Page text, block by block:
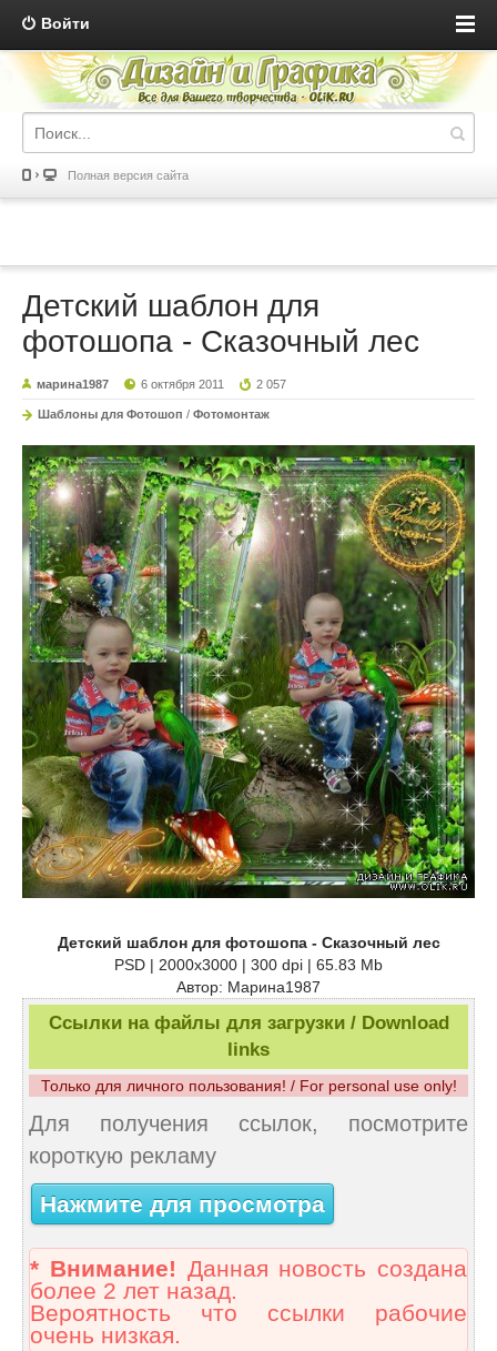
Войти
Полная версия сайта
Детский шаблон для
фотошопа - Сказочный лес
марина1987 6 октября 2011 2 057
Шаблоны для Фотошоп / Фотомонтаж
Детский шаблон для фотошопа - Сказочный лес
PSD | 2000x3000 | 300 dpi | 65.83 Mb
Автор: Марина1987
Ссылки на файлы для загрузки / Download
links
Только для личного пользования! / For personal use only!
Для получения ссылок, посмотрите
короткую рекламу
Нажмите для просмотра
* Внимание! Данная новость создана
более 2 лет назад.
Вероятность что ссылки рабочие
очень низкая.